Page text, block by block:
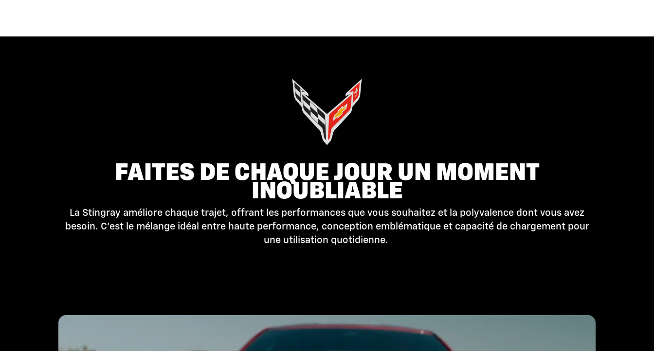
FAITES DE CHAQUE JOUR UN MOMENT
INOUBLIABLE
La Stingray améliore chaque trajet, offrant les performances que vous souhaitez et la polyvalence dont vous avez
besoin. C'est le mélange idéal entre haute performance, conception emblématique et capacité de chargement pour
une utilisation quotidienne.